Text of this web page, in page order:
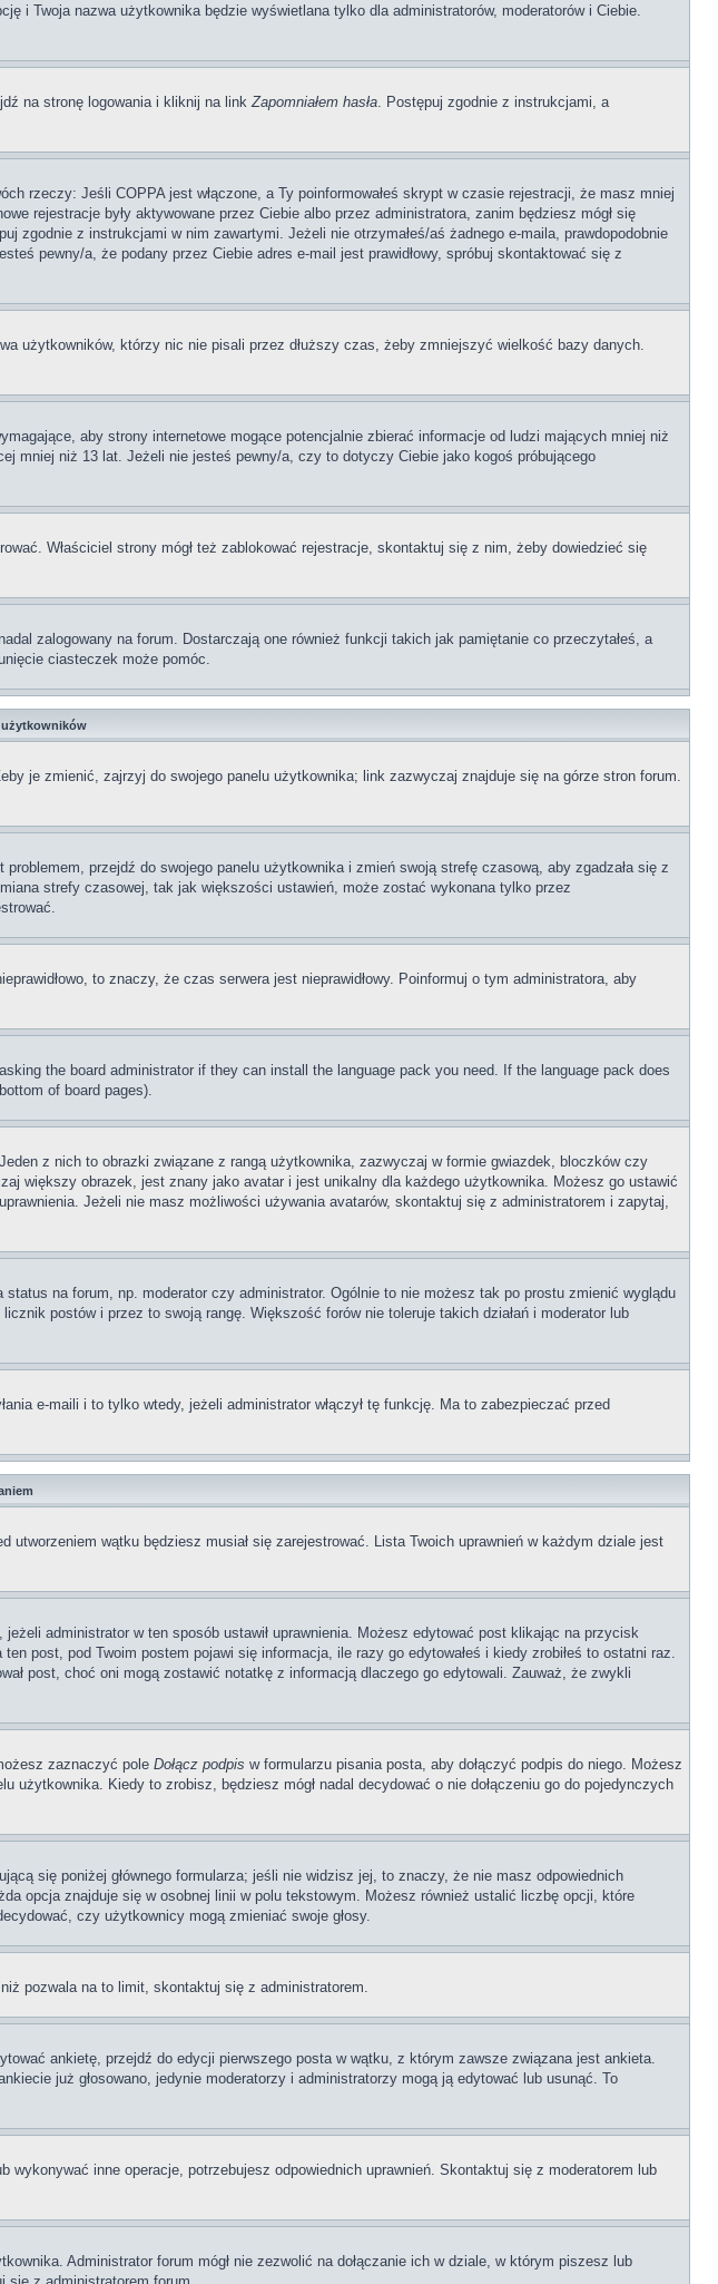
i Twoja nazwa użytkownika będzie wyświetlana tylko dla administratorów, moderatorów i Ciebie.
na stronę logowania i kliknij na linkZapomniałem hasła. Postępuj zgodnie z instrukcjami, a
rzeczy: Jeśli COPPA jest włączone, a Ty poinformowałeś skrypt w czasie rejestracji, że masz mniej
rejestracje były aktywowane przez Ciebie albo przez administratora, zanim będziesz mógł się
zgodnie z instrukcjami w nim zawartymi. Jeżeli nie otrzymałeś/aś żadnego e-maila, prawdopodobnie
pewny/a, że podany przez Ciebie adres e-mail jest prawidłowy, spróbuj skontaktować się z
użytkowników, którzy nic nie pisali przez dłuższy czas, żeby zmniejszyć wielkość bazy danych.
aby strony internetowe mogące potencjalnie zbierać informacje od ludzi mających mniej niż
mniej niż 13 lat. Jeżeli nie jesteś pewny/a, czy to dotyczy Ciebie jako kogoś próbującego
Właściciel strony mógł też zablokować rejestracje, skontaktuj się z nim, żeby dowiedzieć się
zalogowany na forum. Dostarczają one również funkcji takich jak pamiętanie co przeczytałeś, a
ciasteczek może pomóc.
użytkowników
je zmienić, zajrzyj do swojego panelu użytkownika; link zazwyczaj znajduje się na górze stron forum.
przejdź do swojego panelu użytkownika i zmień swoją strefę czasową, aby zgadzała się z
strefy czasowej, tak jak większości ustawień, może zostać wykonana tylko przez
to znaczy, że czas serwera jest nieprawidłowy. Poinformuj o tym administratora, aby
the board administrator if they can install the language pack you need. If the language pack does
of board pages).
z nich to obrazki związane z rangą użytkownika, zazwyczaj w formie gwiazdek, bloczków czy
większy obrazek, jest znany jako avatar i jest unikalny dla każdego użytkownika. Możesz go ustawić
Jeżeli nie masz możliwości używania avatarów, skontaktuj się z administratorem i zapytaj,
na forum, np. moderator czy administrator. Ogólnie to nie możesz tak po prostu zmienić wyglądu
postów i przez to swoją rangę. Większość forów nie toleruje takich działań i moderator lub
e-maili i to tylko wtedy, jeżeli administrator włączył tę funkcję. Ma to zabezpieczać przed
wątku będziesz musiał się zarejestrować. Lista Twoich uprawnień w każdym dziale jest
administrator w ten sposób ustawił uprawnienia. Możesz edytować post klikając na przycisk
post, pod Twoim postem pojawi się informacja, ile razy go edytowałeś i kiedy zrobiłeś to ostatni raz.
post, choć oni mogą zostawić notatkę z informacją dlaczego go edytowali. Zauważ, że zwykli
zaznaczyć pole Dołącz podpis w formularzu pisania posta, aby dołączyć podpis do niego. Możesz
Kiedy to zrobisz, będziesz mógł nadal decydować o nie dołączeniu go do pojedynczych
się poniżej głównego formularza; jeśli nie widzisz jej, to znaczy, że nie masz odpowiednich
opcja znajduje się w osobnej linii w polu tekstowym. Możesz również ustalić liczbę opcji, które
czy użytkownicy mogą zmieniać swoje głosy.
pozwala na to limit, skontaktuj się z administratorem.
ankietę, przejdź do edycji pierwszego posta w wątku, z którym zawsze związana jest ankieta.
już głosowano, jedynie moderatorzy i administratorzy mogą ją edytować lub usunąć. To
inne operacje, potrzebujesz odpowiednich uprawnień. Skontaktuj się z moderatorem lub
Administrator forum mógł nie zezwolić na dołączanie ich w dziale, w którym piszesz lub